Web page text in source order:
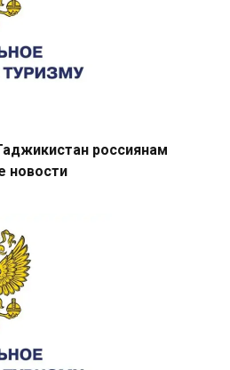
россиянам
новости